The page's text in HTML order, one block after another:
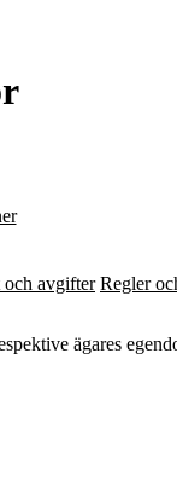
avgifter Regler
ägares